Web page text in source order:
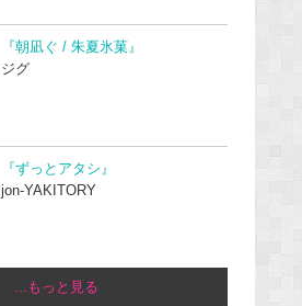
『朝凪ぐ / 朱夏氷菓』
ジグ
『ずっとアタシ』
jon-YAKITORY
...もっと見る